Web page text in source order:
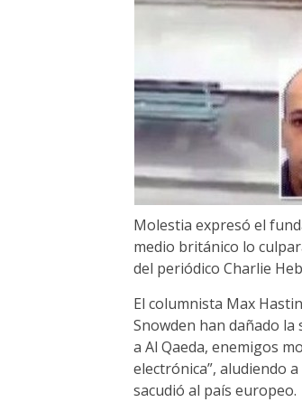
Molestia expresó el
medio británico lo
del periódico Charlie
El columnista Max
Snowden han dañado
a Al Qaeda, enemigos
electrónica”, aludiendo
sacudió al país europeo.